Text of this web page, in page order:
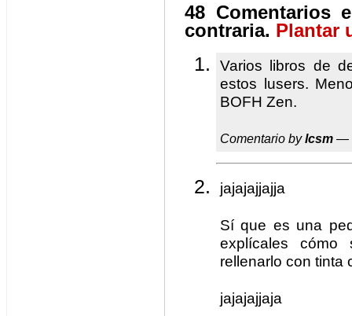
48 Comentarios
contraria. Plantar
Varios libros de
estos lusers.
BOFH Zen.
Comentario bylcsm —
jajajajjajja
Sí que es una
explícales
rellenarlo con
jajajajjaja